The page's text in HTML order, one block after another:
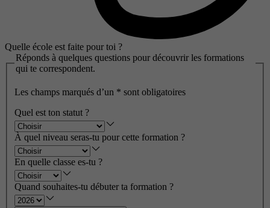
Quelle école est faite pour toi ?
Réponds à quelques questions pour découvrir les formations
qui te correspondent.
Les champs marqués d’un * sont obligatoires
Quel est ton statut ?
À quel niveau seras-tu pour cette formation ?
En quelle classe es-tu ?
Quand souhaites-tu débuter ta formation ?